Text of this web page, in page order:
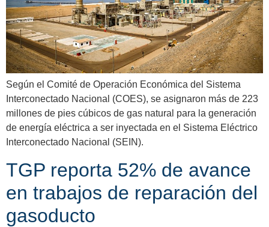
Según el Comité de Operación Económica del Sistema
Interconectado Nacional (COES), se asignaron más de 223
millones de pies cúbicos de gas natural para la generación
de energía eléctrica a ser inyectada en el Sistema Eléctrico
Interconectado Nacional (SEIN).
TGP reporta 52% de avance
en trabajos de reparación del
gasoducto